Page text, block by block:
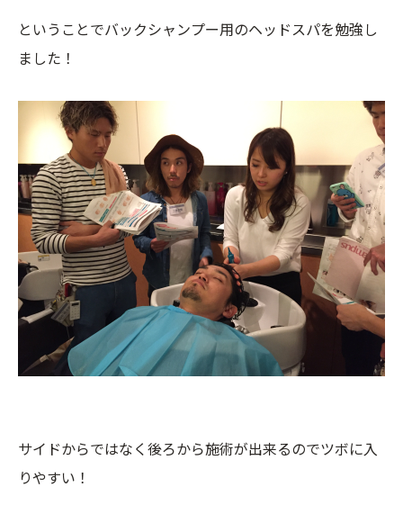
ということでバックシャンプー用のヘッドスパを勉強し
ました！
サイドからではなく後ろから施術が出来るのでツボに入
りやすい！